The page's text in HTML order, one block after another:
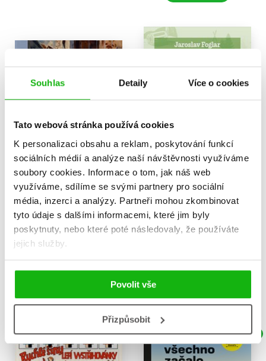
Souhlas Detaily Více o cookies
Tato webová stránka používá cookies
K personalizaci obsahu a reklam, poskytování funkcí
sociálních médií a analýze naší návštěvnosti využíváme
soubory cookies. Informace o tom, jak náš web
využíváme, sdílíme se svými partnery pro sociální
média, inzerci a analýzy. Partneři mohou zkombinovat
tyto údaje s dalšími informacemi, které jim byly
poskytnuty, nebo které poté následovaly, že používáte
jejich služby.
Povolit vše
Přizpůsobit
Přístav volá (sběratelské
vydání)
Jaroslav Foglar,
Roman Šantora
Jan Hosnedl
439 Kč
Chata v Jezerní kotlině
Jaroslav Foglar
279 Kč349 Kč
Do košíku